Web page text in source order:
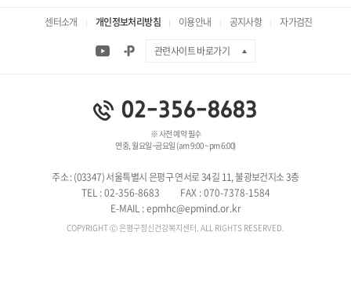
센터소개 개인정보처리방침 이용안내 공지사항 자가검진
관련사이트 바로가기
02-356-8683
※ 사전 예약 필수
연중, 월요일~금요일 (am 9:00 ~ pm 6:00)
주소 : (03347) 서울특별시 은평구 연서로 34길 11, 불광보건지소 3층
TEL : 02-356-8683
FAX : 070-7378-1584
E-MAIL : epmhc@epmind.or.kr
COPYRIGHT Ⓒ 은평구정신건강복지센터. ALL RIGHTS RESERVED.